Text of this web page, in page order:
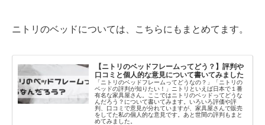
ニトリのベッドについては、こちらにもまとめてます。
【ニトリのベッドフレームってどう？】評判や
口コミと個人的な意見について書いてみました
「ニトリのベッドフレームってどうなの？」「ニトリの
ベッドの評判が知りたい！」ニトリといえば日本で１番
有名な家具屋さん。ここではニトリのベッドってどうな
んだろう？について書いてみます。いろいろ評価や評
判、口コミで意見が分れていますが、家具屋さんで販売
をしてた私の個人的な意見です。あと世間の評判もまと
めてみました。